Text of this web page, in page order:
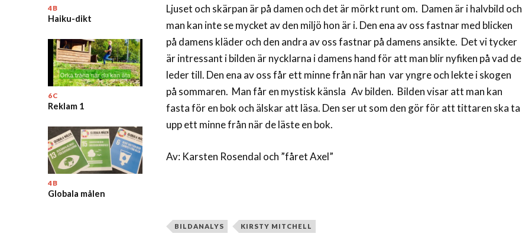
4B
Haiku-dikt
6C
Reklam 1
4B
Globala målen
Ljuset och skärpan är på damen och det är mörkt runt om. Damen är i halvbild och
man kan inte se mycket av den miljö hon är i. Den ena av oss fastnar med blicken
på damens kläder och den andra av oss fastnar på damens ansikte. Det vi tycker
är intressant i bilden är nycklarna i damens hand för att man blir nyfiken på vad de
leder till. Den ena av oss får ett minne från när han var yngre och lekte i skogen
på sommaren. Man får en mystisk känsla Av bilden. Bilden visar att man kan
fasta för en bok och älskar att läsa. Den ser ut som den gör för att tittaren ska ta
upp ett minne från när de läste en bok.
Av: Karsten Rosendal och ”fåret Axel”
BILDANALYS KIRSTY MITCHELL